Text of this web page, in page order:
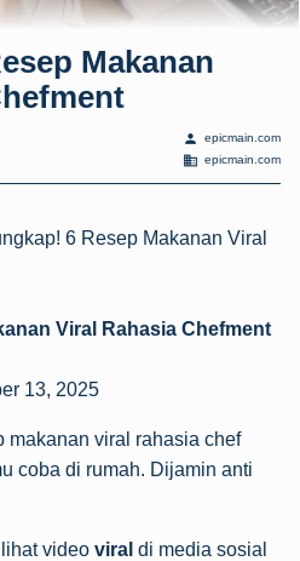
Makanan
person epicmain.com
domain epicmain.com
6 Resep Makanan Viral
Viral Rahasia Chefment
13, 2025
makanan viral rahasia chef
coba di rumah. Dijamin anti
video viral di media sosial